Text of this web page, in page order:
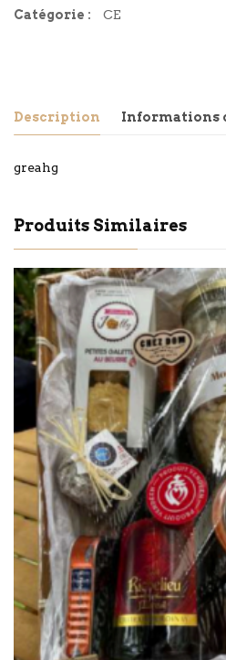
Catégorie :
CE
Description Informations
greahg
Produits Similaires